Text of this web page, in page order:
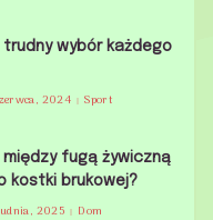
trudny wybór każdego
2024 Sport
fugą żywiczną
kostki brukowej?
2025 Dom